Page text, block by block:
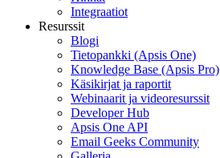
Integraatiot
Resurssit
Blogi
Tietopankki (Apsis One)
Knowledge Base (Apsis Pro)
Käsikirjat ja raportit
Webinaarit ja videoresurssit
Developer Hub
Apsis One API
Email Geeks Community